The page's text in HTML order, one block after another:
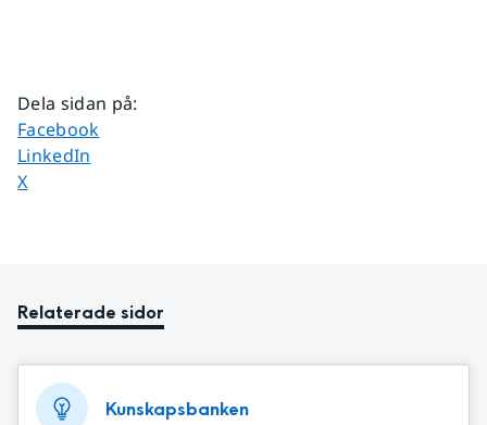
Dela sidan på:
Dela sidan på
Facebook
Dela sidan på
LinkedIn
Dela sidan på
X
Relaterade sidor
Kunskapsbanken